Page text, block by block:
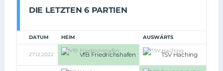
DIE LETZTEN 6 PARTIEN
DATUM HEIM AUSWÄRTS
27.12.2022 VfB Friedrichshafen TSV Haching